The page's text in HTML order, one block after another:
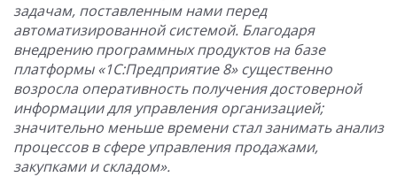
задачам, поставленным нами перед
автоматизированной системой. Благодаря
внедрению программных продуктов на базе
платформы «1С:Предприятие 8» существенно
возросла оперативность получения достоверной
информации для управления организацией;
значительно меньше времени стал занимать анализ
процессов в сфере управления продажами,
закупками и складом».